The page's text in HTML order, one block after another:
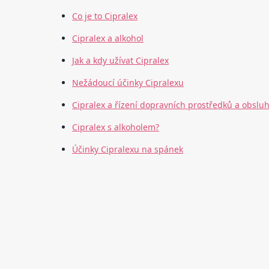
Co je to Cipralex
Cipralex a alkohol
Jak a kdy užívat Cipralex
Nežádoucí účinky Cipralexu
Cipralex a řízení dopravních prostředků a
Cipralex s alkoholem?
Účinky Cipralexu na spánek